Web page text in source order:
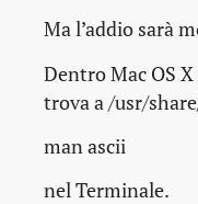
Ma l’addio sarà
Dentro Mac OS
trova a /usr/
man ascii
nel Terminale.